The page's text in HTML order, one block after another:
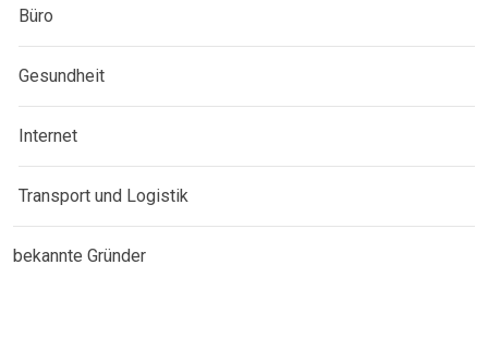
Büro
Gesundheit
Internet
Transport und Logistik
bekannte Gründer